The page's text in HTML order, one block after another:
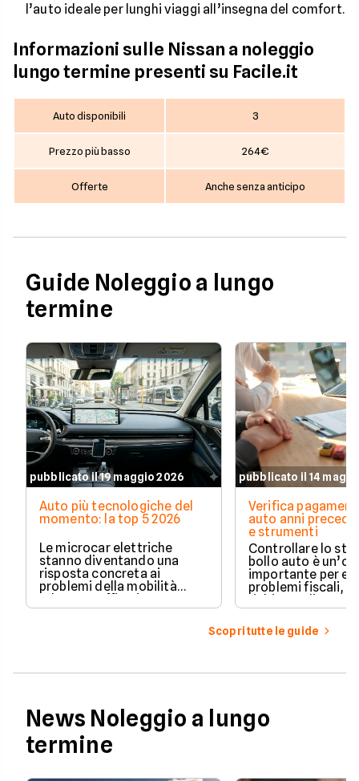
l’auto ideale per lunghi viaggi all’insegna del comfort.
Informazioni sulle Nissan a noleggio
lungo termine presenti su Facile.it
Auto disponibili 3
Prezzo più basso 264€
Offerte Anche senza anticipo
Guide Noleggio a lungo
termine
pubblicato il 19 maggio 2026
Auto più tecnologiche del
momento: la top 5 2026
Le microcar elettriche
stanno diventando una
risposta concreta ai
problemi della mobilità
urbana: traffico intenso,
parcheggi limitati e costi di
pubblicato il 14
Verifica
auto anni
e strumenti
Controllare lo
bollo auto è
importante per
problemi fiscali,
richieste di
inattese.
Scopri tutte le guide
News Noleggio a lungo
termine